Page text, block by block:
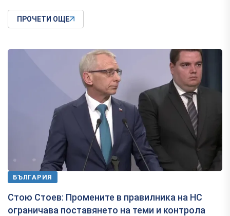
ПРОЧЕТИ ОЩЕ
БЪЛГАРИЯ
Стою Стоев: Промените в правилника на НС
ограничава поставянето на теми и контрола